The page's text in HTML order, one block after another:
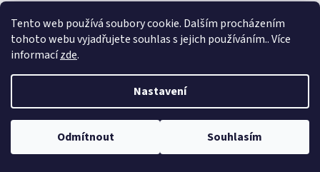
Tento web používá soubory cookie. Dalším procházením
tohoto webu vyjadřujete souhlas s jejich používáním.. Více
informacízde.
Nastavení
Odmítnout Souhlasím
315 Kč/ ks